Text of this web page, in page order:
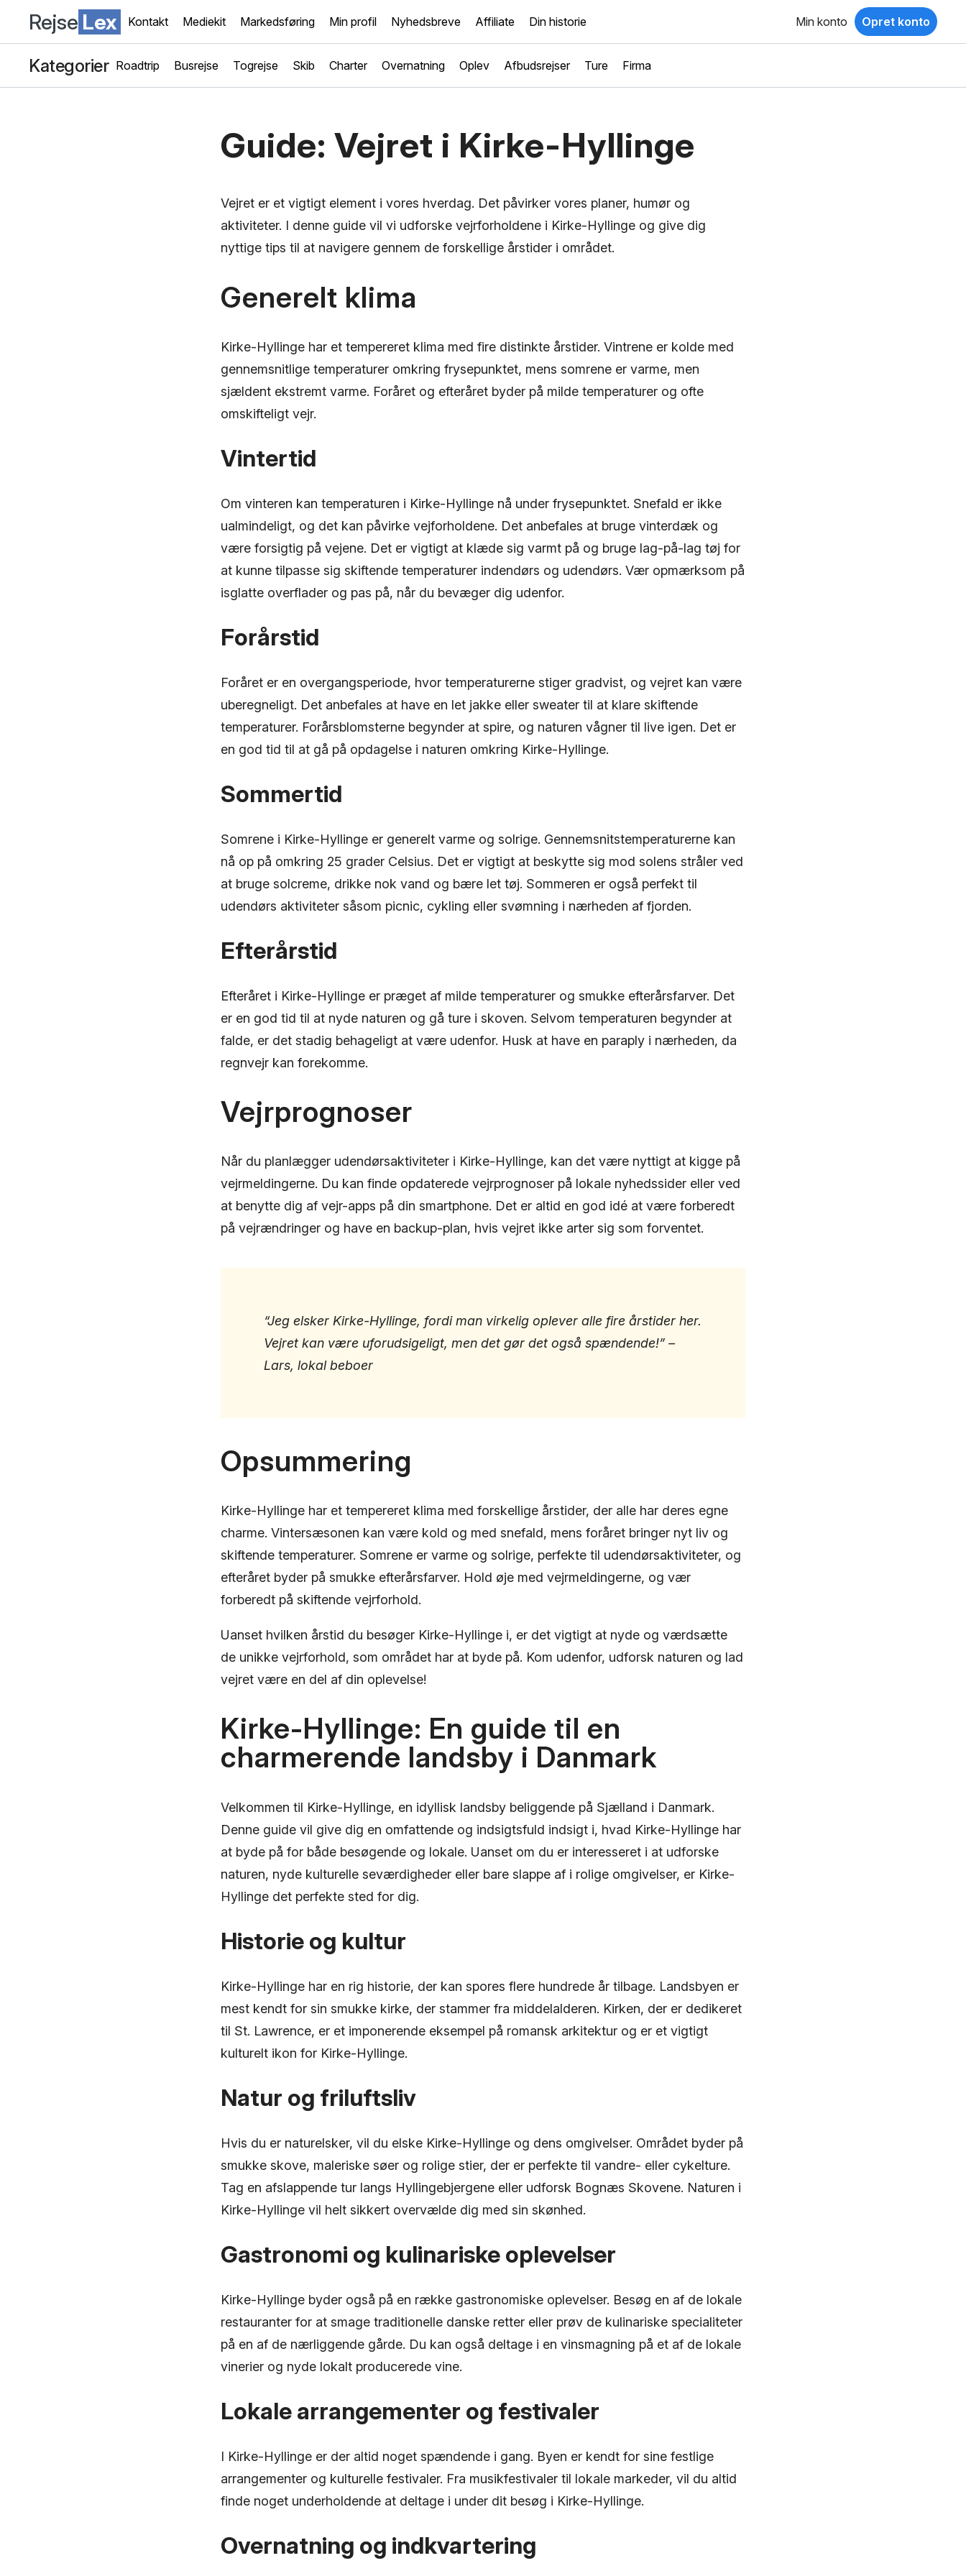
Rejse Lex Kontakt Mediekit Markedsføring Min profil Nyhedsbreve Affiliate Din historie Min konto Opret konto
Kategorier Roadtrip Busrejse Togrejse Skib Charter Overnatning Oplev Afbudsrejser Ture Firma
Guide: Vejret i Kirke-Hyllinge
Vejret er et vigtigt element i vores hverdag. Det påvirker vores planer, humør og
aktiviteter. I denne guide vil vi udforske vejrforholdene i Kirke-Hyllinge og give dig
nyttige tips til at navigere gennem de forskellige årstider i området.
Generelt klima
Kirke-Hyllinge har et tempereret klima med fire distinkte årstider. Vintrene er kolde med
gennemsnitlige temperaturer omkring frysepunktet, mens somrene er varme, men
sjældent ekstremt varme. Foråret og efteråret byder på milde temperaturer og ofte
omskifteligt vejr.
Vintertid
Om vinteren kan temperaturen i Kirke-Hyllinge nå under frysepunktet. Snefald er ikke
ualmindeligt, og det kan påvirke vejforholdene. Det anbefales at bruge vinterdæk og
være forsigtig på vejene. Det er vigtigt at klæde sig varmt på og bruge lag-på-lag tøj for
at kunne tilpasse sig skiftende temperaturer indendørs og udendørs. Vær opmærksom på
isglatte overflader og pas på, når du bevæger dig udenfor.
Forårstid
Foråret er en overgangsperiode, hvor temperaturerne stiger gradvist, og vejret kan være
uberegneligt. Det anbefales at have en let jakke eller sweater til at klare skiftende
temperaturer. Forårsblomsterne begynder at spire, og naturen vågner til live igen. Det er
en god tid til at gå på opdagelse i naturen omkring Kirke-Hyllinge.
Sommertid
Somrene i Kirke-Hyllinge er generelt varme og solrige. Gennemsnitstemperaturerne kan
nå op på omkring 25 grader Celsius. Det er vigtigt at beskytte sig mod solens stråler ved
at bruge solcreme, drikke nok vand og bære let tøj. Sommeren er også perfekt til
udendørs aktiviteter såsom picnic, cykling eller svømning i nærheden af fjorden.
Efterårstid
Efteråret i Kirke-Hyllinge er præget af milde temperaturer og smukke efterårsfarver. Det
er en god tid til at nyde naturen og gå ture i skoven. Selvom temperaturen begynder at
falde, er det stadig behageligt at være udenfor. Husk at have en paraply i nærheden, da
regnvejr kan forekomme.
Vejrprognoser
Når du planlægger udendørsaktiviteter i Kirke-Hyllinge, kan det være nyttigt at kigge på
vejrmeldingerne. Du kan finde opdaterede vejrprognoser på lokale nyhedssider eller ved
at benytte dig af vejr-apps på din smartphone. Det er altid en god idé at være forberedt
på vejrændringer og have en backup-plan, hvis vejret ikke arter sig som forventet.
“Jeg elsker Kirke-Hyllinge, fordi man virkelig oplever alle fire årstider her.
Vejret kan være uforudsigeligt, men det gør det også spændende!” –
Lars, lokal beboer
Opsummering
Kirke-Hyllinge har et tempereret klima med forskellige årstider, der alle har deres egne
charme. Vintersæsonen kan være kold og med snefald, mens foråret bringer nyt liv og
skiftende temperaturer. Somrene er varme og solrige, perfekte til udendørsaktiviteter, og
efteråret byder på smukke efterårsfarver. Hold øje med vejrmeldingerne, og vær
forberedt på skiftende vejrforhold.
Uanset hvilken årstid du besøger Kirke-Hyllinge i, er det vigtigt at nyde og værdsætte
de unikke vejrforhold, som området har at byde på. Kom udenfor, udforsk naturen og lad
vejret være en del af din oplevelse!
Kirke-Hyllinge: En guide til en
charmerende landsby i Danmark
Velkommen til Kirke-Hyllinge, en idyllisk landsby beliggende på Sjælland i Danmark.
Denne guide vil give dig en omfattende og indsigtsfuld indsigt i, hvad Kirke-Hyllinge har
at byde på for både besøgende og lokale. Uanset om du er interesseret i at udforske
naturen, nyde kulturelle seværdigheder eller bare slappe af i rolige omgivelser, er Kirke-
Hyllinge det perfekte sted for dig.
Historie og kultur
Kirke-Hyllinge har en rig historie, der kan spores flere hundrede år tilbage. Landsbyen er
mest kendt for sin smukke kirke, der stammer fra middelalderen. Kirken, der er dedikeret
til St. Lawrence, er et imponerende eksempel på romansk arkitektur og er et vigtigt
kulturelt ikon for Kirke-Hyllinge.
Natur og friluftsliv
Hvis du er naturelsker, vil du elske Kirke-Hyllinge og dens omgivelser. Området byder på
smukke skove, maleriske søer og rolige stier, der er perfekte til vandre- eller cykelture.
Tag en afslappende tur langs Hyllingebjergene eller udforsk Bognæs Skovene. Naturen i
Kirke-Hyllinge vil helt sikkert overvælde dig med sin skønhed.
Gastronomi og kulinariske oplevelser
Kirke-Hyllinge byder også på en række gastronomiske oplevelser. Besøg en af de lokale
restauranter for at smage traditionelle danske retter eller prøv de kulinariske specialiteter
på en af de nærliggende gårde. Du kan også deltage i en vinsmagning på et af de lokale
vinerier og nyde lokalt producerede vine.
Lokale arrangementer og festivaler
I Kirke-Hyllinge er der altid noget spændende i gang. Byen er kendt for sine festlige
arrangementer og kulturelle festivaler. Fra musikfestivaler til lokale markeder, vil du altid
finde noget underholdende at deltage i under dit besøg i Kirke-Hyllinge.
Overnatning og indkvartering